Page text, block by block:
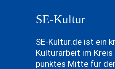
SE-Kultur
SE-Kultur.de ist ein
Kulturarbeit im Kreis
punktes Mitte für